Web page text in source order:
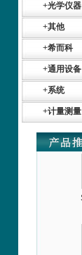
+光学仪器
+其他
+希而科
+通用设备
+系统
+计量测量